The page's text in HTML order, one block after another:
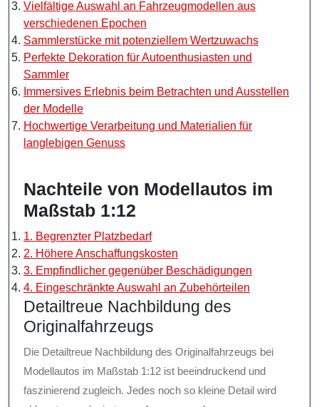
Vielfältige Auswahl an Fahrzeugmodellen aus
verschiedenen Epochen
Sammlerstücke mit potenziellem Wertzuwachs
Perfekte Dekoration für Autoenthusiasten und
Sammler
Immersives Erlebnis beim Betrachten und Ausstellen
der Modelle
Hochwertige Verarbeitung und Materialien für
langlebigen Genuss
Nachteile von Modellautos im
Maßstab 1:12
1. Begrenzter Platzbedarf
2. Höhere Anschaffungskosten
3. Empfindlicher gegenüber Beschädigungen
4. Eingeschränkte Auswahl an Zubehörteilen
Detailtreue Nachbildung des
Originalfahrzeugs
Die Detailtreue Nachbildung des Originalfahrzeugs bei
Modellautos im Maßstab 1:12 ist beeindruckend und
faszinierend zugleich. Jedes noch so kleine Detail wird